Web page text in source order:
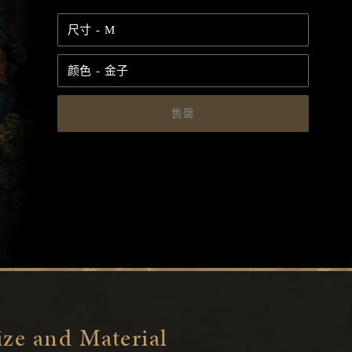
规
尺寸
颜色
售罄
and Material